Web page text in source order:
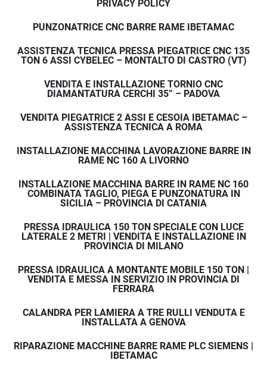
PRIVACY POLICY
PUNZONATRICE CNC BARRE RAME IBETAMAC
ASSISTENZA TECNICA PRESSA PIEGATRICE CNC 135
TON 6 ASSI CYBELEC – MONTALTO DI CASTRO (VT)
VENDITA E INSTALLAZIONE TORNIO CNC
DIAMANTATURA CERCHI 35” – PADOVA
VENDITA PIEGATRICE 2 ASSI E CESOIA IBETAMAC –
ASSISTENZA TECNICA A ROMA
INSTALLAZIONE MACCHINA LAVORAZIONE BARRE IN
RAME NC 160 A LIVORNO
INSTALLAZIONE MACCHINA BARRE IN RAME NC 160
COMBINATA TAGLIO, PIEGA E PUNZONATURA IN
SICILIA – PROVINCIA DI CATANIA
PRESSA IDRAULICA 150 TON SPECIALE CON LUCE
LATERALE 2 METRI | VENDITA E INSTALLAZIONE IN
PROVINCIA DI MILANO
PRESSA IDRAULICA A MONTANTE MOBILE 150 TON |
VENDITA E MESSA IN SERVIZIO IN PROVINCIA DI
FERRARA
CALANDRA PER LAMIERA A TRE RULLI VENDUTA E
INSTALLATA A GENOVA
RIPARAZIONE MACCHINE BARRE RAME PLC SIEMENS |
IBETAMAC